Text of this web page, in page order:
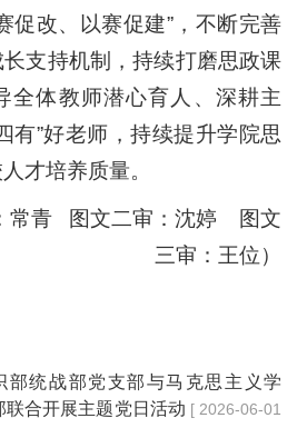
促改、以赛促建”，不断完善
支持机制，持续打磨思政课
全体教师潜心育人、深耕主
有”好老师，持续提升学院思
才培养质量。
常青 图文二审：沈婷 图文
三审：王位）
部统战部党支部与马克思主义学
联合开展主题党日活动 [ 2026-06-01